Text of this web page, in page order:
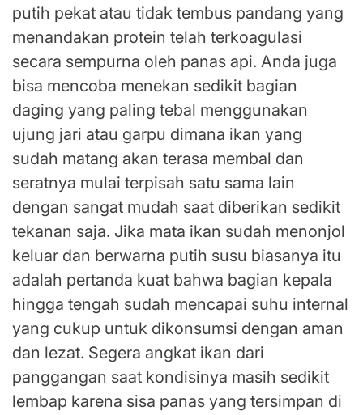
putih pekat atau tidak tembus pandang yang
menandakan protein telah terkoagulasi
secara sempurna oleh panas api. Anda juga
bisa mencoba menekan sedikit bagian
daging yang paling tebal menggunakan
ujung jari atau garpu dimana ikan yang
sudah matang akan terasa membal dan
seratnya mulai terpisah satu sama lain
dengan sangat mudah saat diberikan sedikit
tekanan saja. Jika mata ikan sudah menonjol
keluar dan berwarna putih susu biasanya itu
adalah pertanda kuat bahwa bagian kepala
hingga tengah sudah mencapai suhu internal
yang cukup untuk dikonsumsi dengan aman
dan lezat. Segera angkat ikan dari
panggangan saat kondisinya masih sedikit
lembap karena sisa panas yang tersimpan di